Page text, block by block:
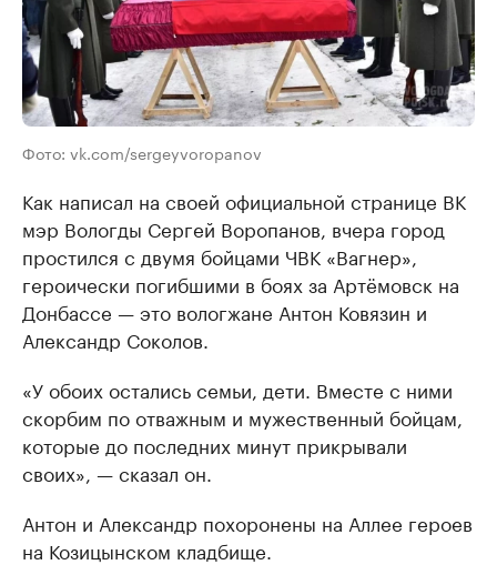
Фото: vk.com/sergeyvoropanov
Как написал на своей официальной странице ВК
мэр Вологды Сергей Воропанов, вчера город
простился с двумя бойцами ЧВК «Вагнер»,
героически погибшими в боях за Артёмовск на
Донбассе — это вологжане Антон Ковязин и
Александр Соколов.
«У обоих остались семьи, дети. Вместе с ними
скорбим по отважным и мужественный бойцам,
которые до последних минут прикрывали
своих», — сказал он.
Антон и Александр похоронены на Аллее героев
на Козицынском кладбище.